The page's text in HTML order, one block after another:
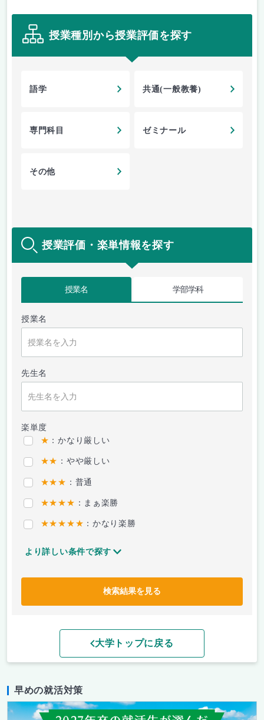
授業種別から授業評価を探す
語学 共通(一般教養)
専門科目 ゼミナール
その他
授業評価・楽単情報を探す
授業名 学部学科
授業名
先生名
楽単度
★ ：かなり厳しい
★★ ：やや厳しい
★★★ ：普通
★★★★ ：まぁ楽勝
★★★★★ ：かなり楽勝
より詳しい条件で探す
検索結果を見る
大学トップに戻る
早めの就活対策